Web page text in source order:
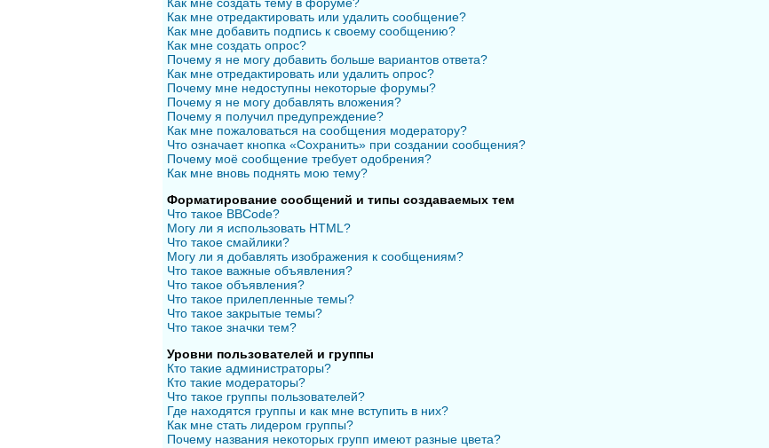
Как мне отредактировать или удалить сообщение?
Как мне добавить подпись к своему сообщению?
Как мне создать опрос?
Почему я не могу добавить больше вариантов ответа?
Как мне отредактировать или удалить опрос?
Почему мне недоступны некоторые форумы?
Почему я не могу добавлять вложения?
Почему я получил предупреждение?
Как мне пожаловаться на сообщения модератору?
Что означает кнопка «Сохранить» при создании сообщения?
Почему моё сообщение требует одобрения?
Как мне вновь поднять мою тему?
Форматирование сообщений и типы создаваемых тем
Что такое BBCode?
Могу ли я использовать HTML?
Что такое смайлики?
Могу ли я добавлять изображения к сообщениям?
Что такое важные объявления?
Что такое объявления?
Что такое прилепленные темы?
Что такое закрытые темы?
Что такое значки тем?
Уровни пользователей и группы
Кто такие администраторы?
Кто такие модераторы?
Что такое группы пользователей?
Где находятся группы и как мне вступить в них?
Как мне стать лидером группы?
Почему названия некоторых групп имеют разные цвета?